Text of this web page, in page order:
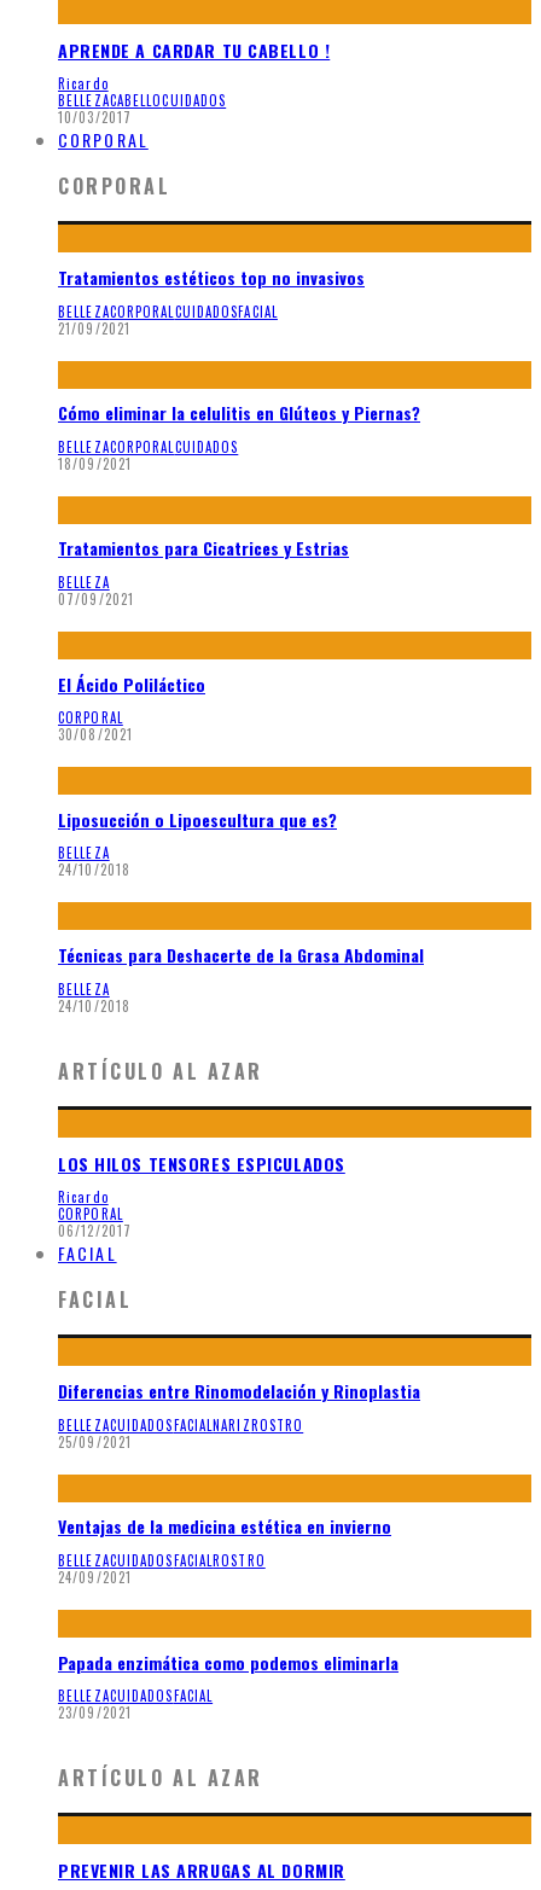
APRENDE A CARDAR TU CABELLO !
Ricardo
BELLEZACABELLOCUIDADOS
10/03/2017
CORPORAL
CORPORAL
Tratamientos estéticos top no invasivos
BELLEZACORPORAL CUIDADOSFACIAL
21/09/2021
Cómo eliminar la celulitis en Glúteos y Piernas?
BELLEZACORPORAL CUIDADOS
18/09/2021
Tratamientos para Cicatrices y Estrias
BELLEZA
07/09/2021
El Ácido Poliláctico
CORPORAL
30/08/2021
Liposucción o Lipoescultura que es?
BELLEZA
24/10/2018
Técnicas para Deshacerte de la Grasa Abdominal
BELLEZA
24/10/2018
ARTÍCULO AL AZAR
LOS HILOS TENSORES ESPICULADOS
Ricardo
CORPORAL
06/12/2017
FACIAL
FACIAL
Diferencias entre Rinomodelación y Rinoplastia
BELLEZACUIDADOSFACIALNARIZROSTRO
25/09/2021
Ventajas de la medicina estética en invierno
BELLEZACUIDADOSFACIALROSTRO
24/09/2021
Papada enzimática como podemos eliminarla
BELLEZACUIDADOSFACIAL
23/09/2021
ARTÍCULO AL AZAR
PREVENIR LAS ARRUGAS AL DORMIR